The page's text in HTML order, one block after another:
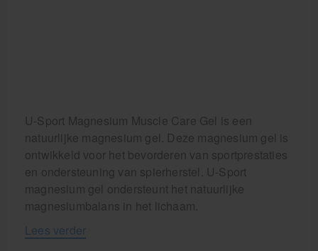
U-Sport Magnesium Muscle Care Gel is een
natuurlijke magnesium gel. Deze magnesium gel is
ontwikkeld voor het bevorderen van sportprestaties
en ondersteuning van spierherstel. U-Sport
magnesium gel ondersteunt het natuurlijke
magnesiumbalans in het lichaam.
Lees verder